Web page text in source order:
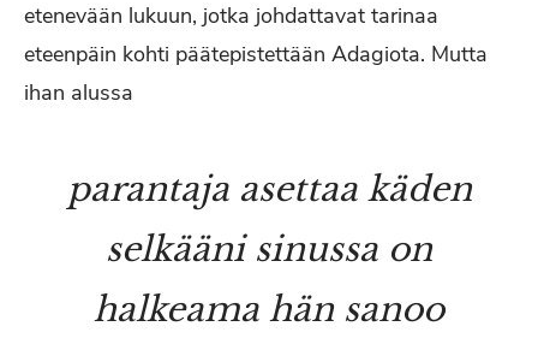
etenevään lukuun, jotka johdattavat tarinaa
eteenpäin kohti päätepistettään Adagiota. Mutta
ihan alussa
parantaja asettaa käden
selkääni sinussa on
halkeama hän sanoo